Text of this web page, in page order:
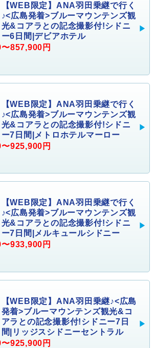
【WEB限定】ANA羽田乗継で行く
♪<広島発着>ブルーマウンテンズ観
光&コアラとの記念撮影付!シドニ
ー6日間|デビアホテル
857,900円
【WEB限定】ANA羽田乗継で行く
♪<広島発着>ブルーマウンテンズ観
光&コアラとの記念撮影付!シドニ
ー7日間|メトロホテルマーロー
925,900円
【WEB限定】ANA羽田乗継で行く
♪<広島発着>ブルーマウンテンズ観
光&コアラとの記念撮影付!シドニ
ー7日間|メルキュールシドニー
933,900円
【WEB限定】ANA羽田乗継♪<広島
発着>ブルーマウンテンズ観光&コ
アラとの記念撮影付!シドニー7日
間|リッジスシドニーセントラル
925,900円